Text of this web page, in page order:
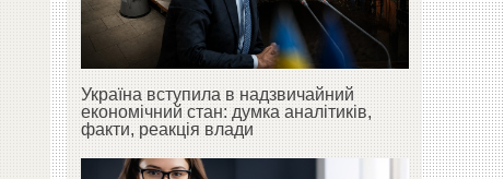
Україна вступила в надзвичайний
економічний стан: думка аналітиків,
факти, реакція влади